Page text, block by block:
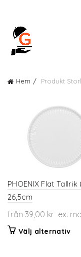
Hem Produkt
PHOENIX Flat Tallrik
26,5cm
från 39,00 kr ex.
Välj alternativDen